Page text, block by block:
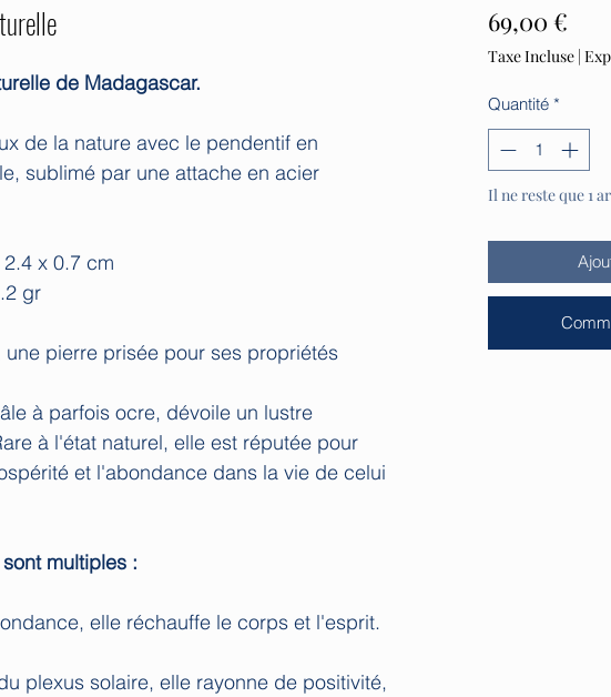
de Madagascar.
de la nature avec le pendentif en
sublimé par une attache en acier
x 0.7 cm
gr
pierre prisée pour ses propriétés
à parfois ocre, dévoile un lustre
à l'état naturel, elle est réputée pour
et l'abondance dans la vie de celui
multiples :
elle réchauffe le corps et l'esprit.
plexus solaire, elle rayonne de positivité,
69,00 €Prix
Taxe Incluse|
Quantité *
Il ne reste que 1